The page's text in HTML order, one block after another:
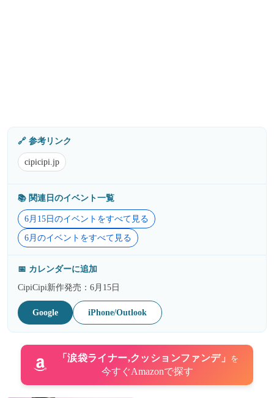
🔗 参考リンク
cipicipi.jp
📚️ 関連日のイベント一覧
6月15日のイベントをすべて見る
6月のイベントをすべて見る
📅 カレンダーに追加
CipiCipi新作発売：6月15日
Google iPhone/Outlook
「涙袋ライナー,クッションファンデ」 を
今すぐAmazonで探す